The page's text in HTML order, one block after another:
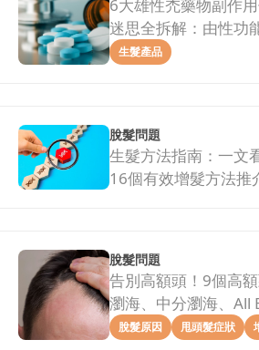
6大雄性禿藥物副作
迷思全拆解：由性功
治療效果一次看清！
生髮產品
脫髮問題
生髮方法指南：一文
16個有效增髮方法推
脫髮問題
告別高額頭！9個高
瀏海、中分瀏海、All
拯救髮際線危機！
脫髮原因 甩頭髮症狀